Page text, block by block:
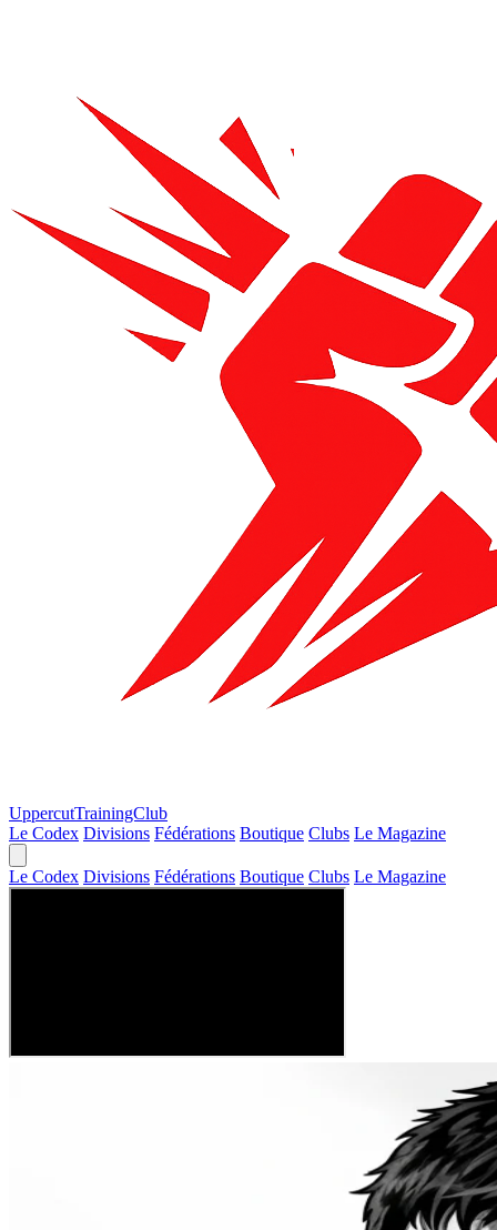
UppercutTrainingClub
Le Codex Divisions Fédérations Boutique Clubs Le Magazine
Le Codex Divisions Fédérations Boutique Clubs Le Magazine